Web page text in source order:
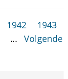
1942
1943
…
Volgende